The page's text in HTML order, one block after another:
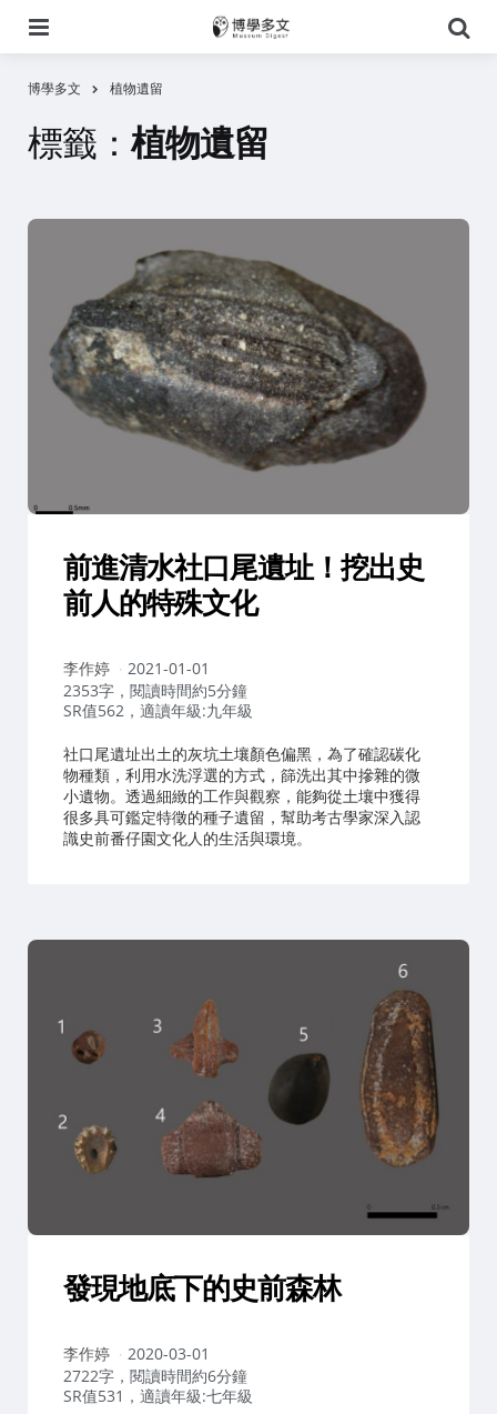
尋
博學多文 植物遺留
標籤： 植物遺留
前進清水社口尾遺址！挖出史
前人的特殊文化
作
者：
李作婷
2021-01-01
2353字，閱讀時間約5分鐘
SR值562，適讀年級:九年級
社口尾遺址出土的灰坑土壤顏色偏黑，為了確認碳化
物種類，利用水洗浮選的方式，篩洗出其中摻雜的微
小遺物。透過細緻的工作與觀察，能夠從土壤中獲得
很多具可鑑定特徵的種子遺留，幫助考古學家深入認
識史前番仔園文化人的生活與環境。
發現地底下的史前森林
作
者：
李作婷
2020-03-01
2722字，閱讀時間約6分鐘
SR值531，適讀年級:七年級